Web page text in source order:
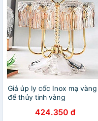
Giá úp ly cốc Inox mạ vàng
đế thủy tinh vàng
424.350 đ